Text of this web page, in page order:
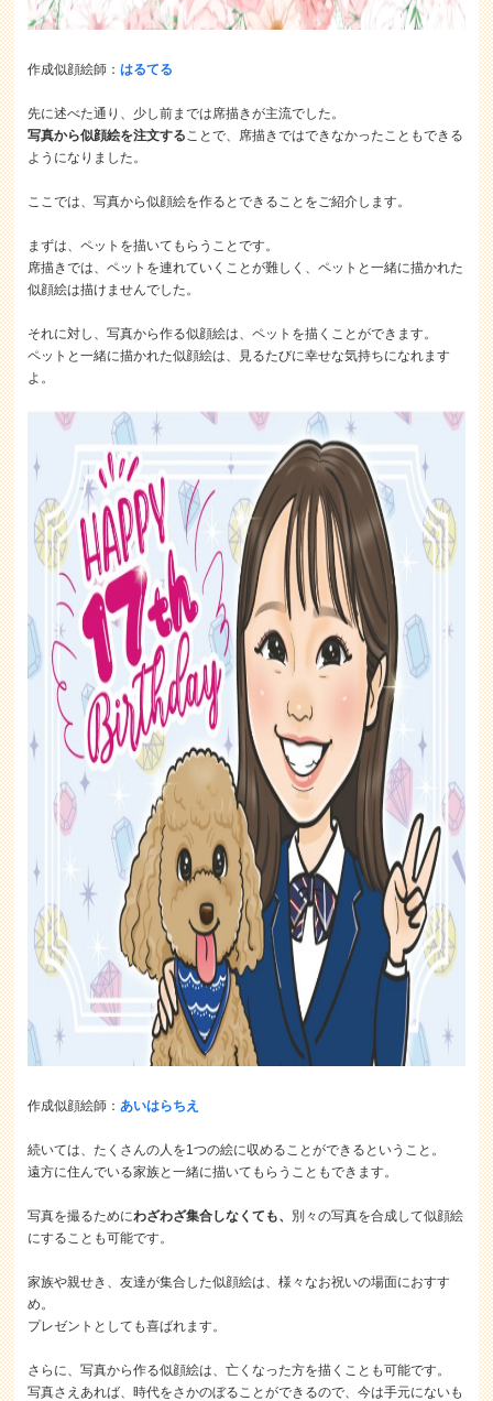
作成似顔絵師：はるてる
先に述べた通り、少し前までは席描きが主流でした。
写真から似顔絵を注文することで、席描きではできなかったこともできる
ようになりました。
ここでは、写真から似顔絵を作るとできることをご紹介します。
まずは、ペットを描いてもらうことです。
席描きでは、ペットを連れていくことが難しく、ペットと一緒に描かれた
似顔絵は描けませんでした。
それに対し、写真から作る似顔絵は、ペットを描くことができます。
ペットと一緒に描かれた似顔絵は、見るたびに幸せな気持ちになれます
よ。
作成似顔絵師：あいはらちえ
続いては、たくさんの人を1つの絵に収めることができるということ。
遠方に住んでいる家族と一緒に描いてもらうこともできます。
写真を撮るためにわざわざ集合しなくても、 別々の写真を合成して似顔絵
にすることも可能です。
家族や親せき、友達が集合した似顔絵は、様々なお祝いの場面におすす
め。
プレゼントとしても喜ばれます。
さらに、写真から作る似顔絵は、亡くなった方を描くことも可能です。
写真さえあれば、時代をさかのぼることができるので、今は手元にないも